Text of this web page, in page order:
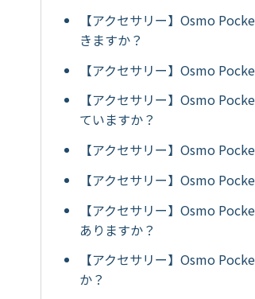
【アクセサリー】Osmo
きますか？
【アクセサリー】Osmo
【アクセサリー】Osmo
ていますか？
【アクセサリー】Osmo
【アクセサリー】Osmo
【アクセサリー】Osmo
ありますか？
【アクセサリー】Osmo
か？